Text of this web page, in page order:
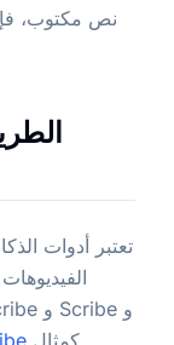
نص مكتوب،
تعتبر أدوات